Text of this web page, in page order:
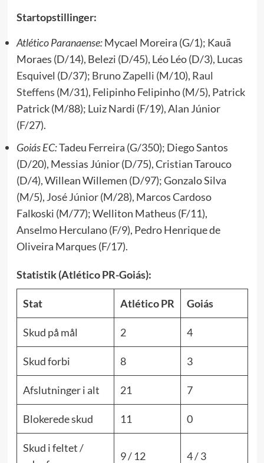
Startopstillinger:
Atlético Paranaense:Mycael Moreira (G/1); Kauã
Moraes (D/14), Belezi (D/45), Léo Léo (D/3), Lucas
Esquivel (D/37); Bruno Zapelli (M/10), Raul
Steffens (M/31), Felipinho Felipinho (M/5), Patrick
Patrick (M/88); Luiz Nardi (F/19), Alan Júnior
(F/27).
Goiás EC:Tadeu Ferreira (G/350); Diego Santos
(D/20), Messias Júnior (D/75), Cristian Tarouco
(D/4), Willean Willemen (D/97); Gonzalo Silva
(M/5), José Júnior(M/28), Marcos Cardoso
Falkoski (M/77); Welliton Matheus (F/11),
Anselmo Herculano (F/9), Pedro Henrique de
Oliveira Marques (F/17).
Statistik (Atlético PR-Goiás):
Stat Atlético PR Goiás
Skud på mål 2 4
Skud forbi 8 3
Afslutninger i alt 21 7
Blokerede skud 11 0
Skud i feltet /
9 / 12 4 / 3